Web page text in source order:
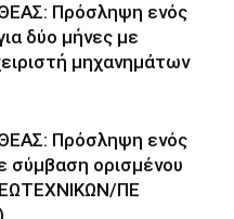
Πρόσληψη ενός
δύο μήνες με
μηχανημάτων
Πρόσληψη ενός
σύμβαση ορισμένου
ΠΕ